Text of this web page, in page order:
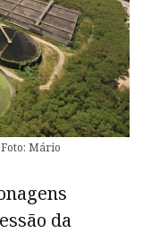
Mário
da